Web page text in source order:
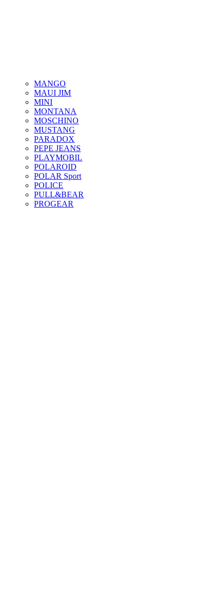
MANGO
MAUI JIM
MINI
MONTANA
MOSCHINO
MUSTANG
PARADOX
PEPE JEANS
PLAYMOBIL
POLAROID
POLAR Sport
POLICE
PULL&BEAR
PROGEAR